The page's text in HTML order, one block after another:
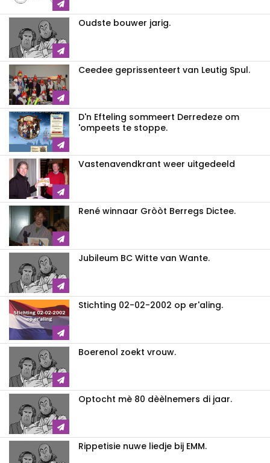
Oudste bouwer jarig.
Ceedee geprissenteert van Leutig Spul.
D'n Efteling sommeert Derredeze om
'ompeets te stoppe.
Vastenavendkrant weer uitgedeeld
René winnaar Gròòt Berregs Dictee.
Jubileum BC Witte van Wante.
Stichting 02-02-2002 op er'aling.
Boerenol zoekt vrouw.
Optocht mè 80 dèèlnemers di jaar.
Rippetisie nuwe liedje bij EMM.